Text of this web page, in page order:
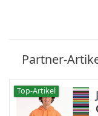
Partner-
Top-Artikel